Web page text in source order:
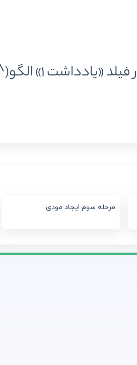
مرحله سوم ایجاد مودی